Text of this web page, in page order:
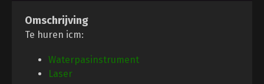
Omschrijving
Te huren icm:
Waterpasinstrument
Laser